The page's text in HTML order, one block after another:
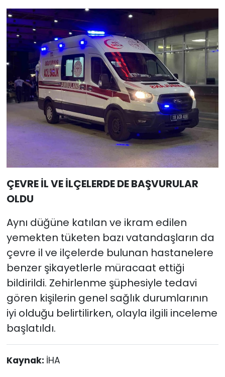
ÇEVRE İL VE İLÇELERDE DE BAŞVURULAR
OLDU
Aynı düğüne katılan ve ikram edilen
yemekten tüketen bazı vatandaşların da
çevre il ve ilçelerde bulunan hastanelere
benzer şikayetlerle müracaat ettiği
bildirildi. Zehirlenme şüphesiyle tedavi
gören kişilerin genel sağlık durumlarının
iyi olduğu belirtilirken, olayla ilgili inceleme
başlatıldı.
Kaynak: İHA